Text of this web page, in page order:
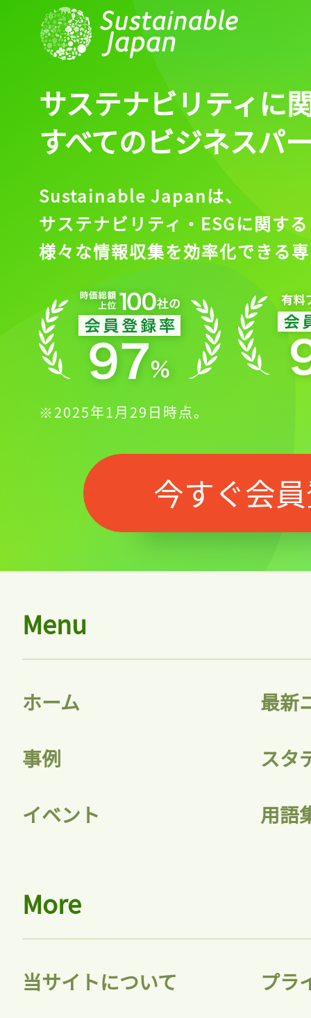
サステナビリティに
すべてのビジネスパ
Sustainable Japanは、
サステナビリティ・ESGに関する
様々な情報収集を効率化できる
※2025年1月29日時点。
今すぐ会
Menu
ホーム 最新
事例 スタ
イベント 用語
More
当サイトについて プラ